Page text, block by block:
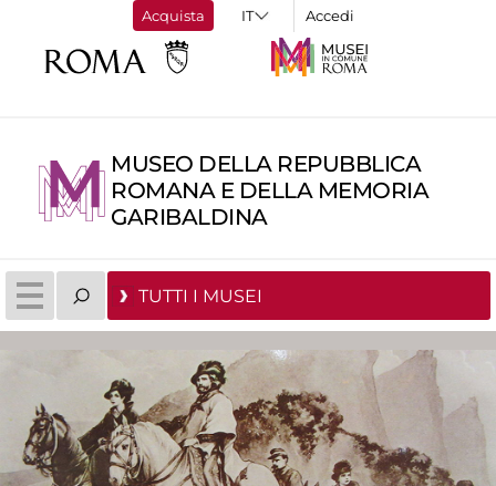
Acquista Accedi
MUSEO DELLA REPUBBLICA
ROMANA E DELLA MEMORIA
GARIBALDINA
TUTTI I MUSEI